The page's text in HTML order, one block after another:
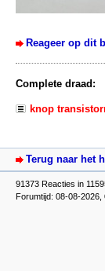
Reageer op dit
Complete draad:
knop
Terug naar het
91373 Reacties in
Forumtijd: 08-08-